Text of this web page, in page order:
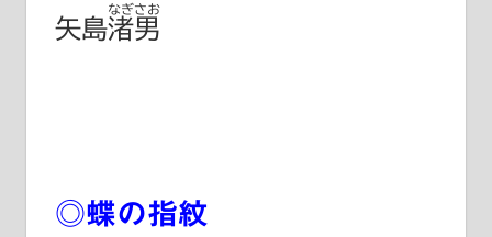
矢島渚男
なぎさお
◎蝶の指紋